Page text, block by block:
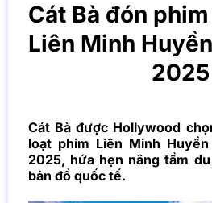
Cát Bà đón
Liên Minh
2025
Cát Bà được Hollywood
loạt phim Liên Minh
2025, hứa hẹn nâng tầm
bản đồ quốc tế.